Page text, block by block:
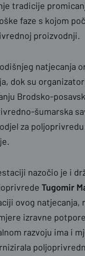
tradicije
faze s kojom
proizvodnji.
natjecanja
dok su
Brodsko-
šumarska
za
nazočio je i
Tugomir
ovog natjecanja,
izravne
razvoju ima i